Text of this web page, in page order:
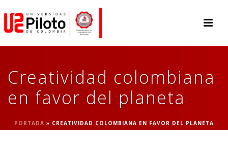
Creatividad colombiana
en favor del planeta
PORTADA » CREATIVIDAD COLOMBIANA EN FAVOR DEL PLANETA